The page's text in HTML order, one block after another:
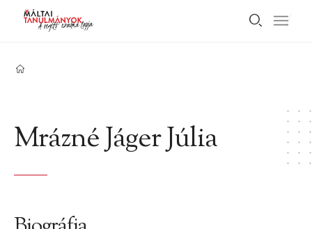
Mrázné Jáger Júlia